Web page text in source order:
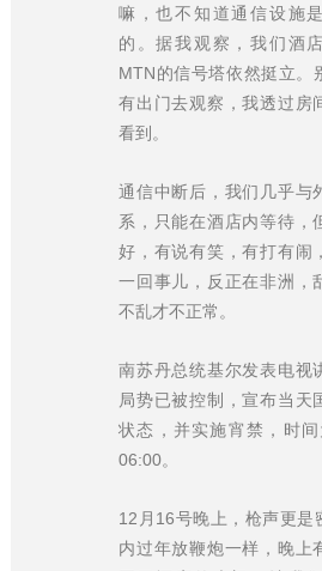
嘛，也不知道通信设施
的。据我观察，我们酒
MTN的信号塔依然挺立。
有出门去观察，我透过房
看到。
通信中断后，我们几乎与
系，只能在酒店内等待，
好，有说有笑，有打有闹
一回事儿，反正在非洲，
不乱才不正常。
南苏丹总统基尔发表电视
局势已被控制，宣布当天
状态，并实施宵禁，时
06:00。
12月16号晚上，枪声更是
内过年放鞭炮一样，晚上